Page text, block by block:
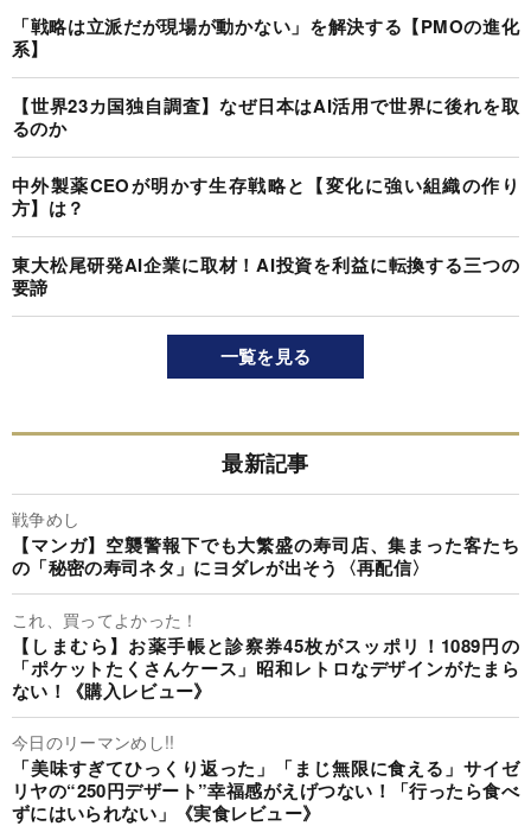
「戦略は立派だが現場が動かない」を解決する【PMOの進化
系】
【世界23カ国独自調査】なぜ日本はAI活用で世界に後れを取
るのか
中外製薬CEOが明かす生存戦略と【変化に強い組織の作り
方】は？
東大松尾研発AI企業に取材！AI投資を利益に転換する三つの
要諦
一覧を見る
最新記事
戦争めし
【マンガ】空襲警報下でも大繁盛の寿司店、集まった客たち
の「秘密の寿司ネタ」にヨダレが出そう〈再配信〉
これ、買ってよかった！
【しまむら】お薬手帳と診察券45枚がスッポリ！1089円の
「ポケットたくさんケース」昭和レトロなデザインがたまら
ない！《購入レビュー》
今日のリーマンめし!!
「美味すぎてひっくり返った」「まじ無限に食える」サイゼ
リヤの“250円デザート”幸福感がえげつない！「行ったら食べ
ずにはいられない」《実食レビュー》